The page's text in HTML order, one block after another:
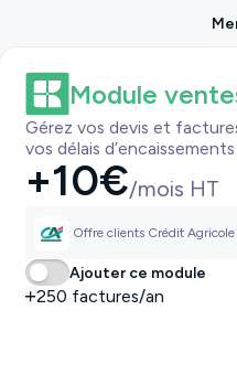
Module
Gérez vos devis et
vos délais d’encaissements
+10€/mois HT
Offre clients Crédit Agricole
Ajouter ce module
250 factures/an